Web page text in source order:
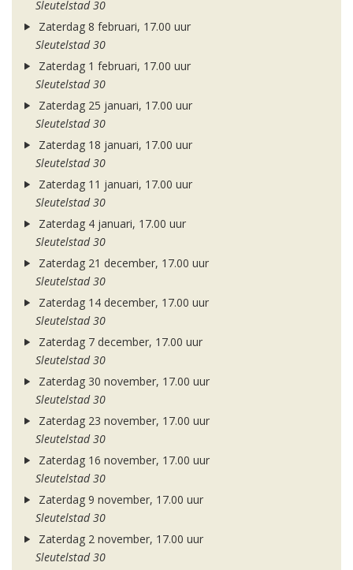
Sleutelstad 30
Zaterdag 8 februari, 17.00 uur
Sleutelstad 30
Zaterdag 1 februari, 17.00 uur
Sleutelstad 30
Zaterdag 25 januari, 17.00 uur
Sleutelstad 30
Zaterdag 18 januari, 17.00 uur
Sleutelstad 30
Zaterdag 11 januari, 17.00 uur
Sleutelstad 30
Zaterdag 4 januari, 17.00 uur
Sleutelstad 30
Zaterdag 21 december, 17.00 uur
Sleutelstad 30
Zaterdag 14 december, 17.00 uur
Sleutelstad 30
Zaterdag 7 december, 17.00 uur
Sleutelstad 30
Zaterdag 30 november, 17.00 uur
Sleutelstad 30
Zaterdag 23 november, 17.00 uur
Sleutelstad 30
Zaterdag 16 november, 17.00 uur
Sleutelstad 30
Zaterdag 9 november, 17.00 uur
Sleutelstad 30
Zaterdag 2 november, 17.00 uur
Sleutelstad 30